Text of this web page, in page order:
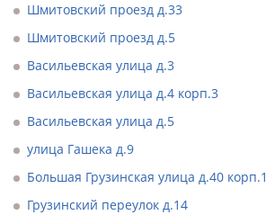
Шмитовский проезд д.33
Шмитовский проезд д.5
Васильевская улица д.3
Васильевская улица д.4 корп.3
Васильевская улица д.5
улица Гашека д.9
Большая Грузинская улица д.40 корп.1
Грузинский переулок д.14